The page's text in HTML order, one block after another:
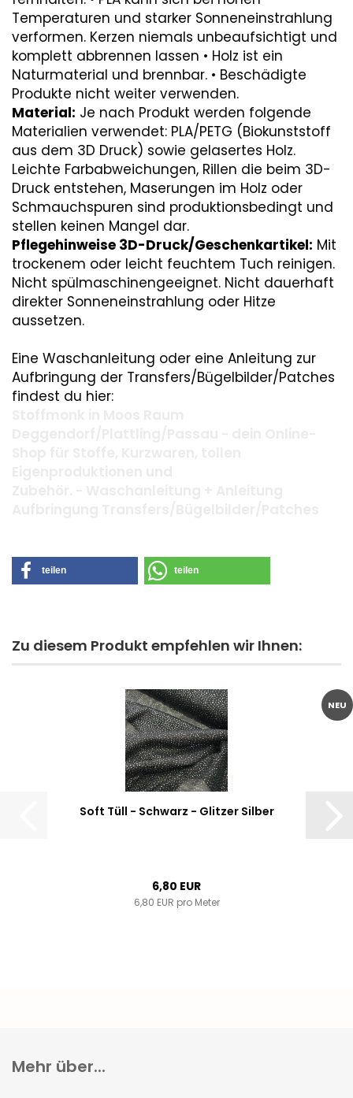
Temperaturen und starker Sonneneinstrahlung
verformen. Kerzen niemals unbeaufsichtigt und
komplett abbrennen lassen • Holz ist ein
Naturmaterial und brennbar. • Beschädigte
Produkte nicht weiter verwenden.
Material: Je nach Produkt werden folgende
Materialien verwendet: PLA/PETG (Biokunststoff
aus dem 3D Druck) sowie gelasertes Holz.
Leichte Farbabweichungen, Rillen die beim 3D-
Druck entstehen, Maserungen im Holz oder
Schmauchspuren sind produktionsbedingt und
stellen keinen Mangel dar.
Pflegehinweise 3D-Druck/Geschenkartikel: Mit
trockenem oder leicht feuchtem Tuch reinigen.
Nicht spülmaschinengeeignet. Nicht dauerhaft
direkter Sonneneinstrahlung oder Hitze
aussetzen.
Eine Waschanleitung oder eine Anleitung zur
Aufbringung der Transfers/Bügelbilder/Patches
findest du hier:
teilen teilen
Zu diesem Produkt empfehlen wir Ihnen:
NEU
Soft Tüll - Schwarz - Glitzer Silber
6,80 EUR
6,80 EUR pro Meter
Mehr über...